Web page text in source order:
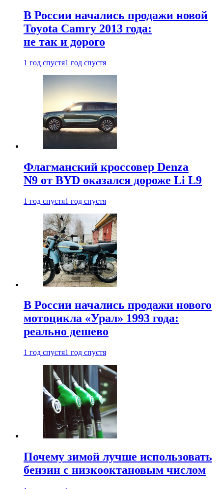
В России начались продажи новой
Toyota Camry 2013 года:
не так и дорого
1 год спустя1 год спустя
Флагманский кроссовер Denza
N9 от BYD оказался дороже Li L9
1 год спустя1 год спустя
В России начались продажи нового
мотоцикла «Урал» 1993 года:
реально дешево
1 год спустя1 год спустя
Почему зимой лучше использовать
бензин с низкооктановым числом